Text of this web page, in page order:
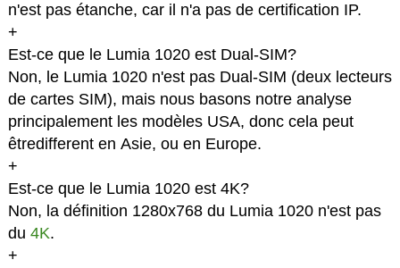
n'est pas étanche, car il n'a pas de certification IP.
+
Est-ce que le Lumia 1020 est Dual-SIM?
Non, le Lumia 1020 n'est pas Dual-SIM (deux lecteurs
de cartes SIM), mais nous basons notre analyse
principalement les modèles USA, donc cela peut
êtredifferent en Asie, ou en Europe.
+
Est-ce que le Lumia 1020 est 4K?
Non, la définition 1280x768 du Lumia 1020 n'est pas
du 4K.
+